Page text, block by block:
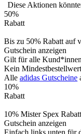
Diese Aktionen
50%
Rabatt
Bis zu 50% Rabatt auf
Gutschein anzeigen
Gilt für alle Kund*innen
Kein Mindestbestellwert
Alle adidas Gutscheine
10%
Rabatt
10% Mister Spex
Gutschein anzeigen